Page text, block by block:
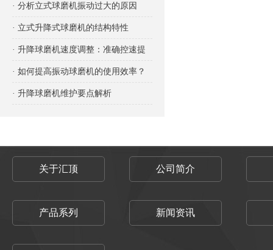
· 分析立式球磨机振动过大的原因
· 立式升降式球磨机的结构特性
· 升降球磨机速度调整：准确控速提
效的关键
· 如何提高振动球磨机的使用效率？
· 升降球磨机维护要点解析
关于汇顶 公司简介
产品系列 新闻资讯